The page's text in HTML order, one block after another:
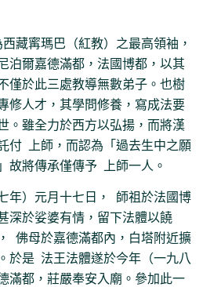
藏寗瑪巴（紅教）之最高領袖，
泊爾嘉德滿都，法國博都，以其
僅於此三處教導無數弟子。也樹
修人才，其學問修養，寫成法要
。雖全力於西方以弘揚，而將漢
付 上師，而認為「過去生中之願
故將傳承僅傳予 上師一人。
年）元月十七日， 師祖於法國博
深於娑婆有情，留下法體以饒
佛母於嘉德滿都內，白塔附近擴
於是 法王法體遂於今年（一九八
滿都，莊嚴奉安入廟。參加此一